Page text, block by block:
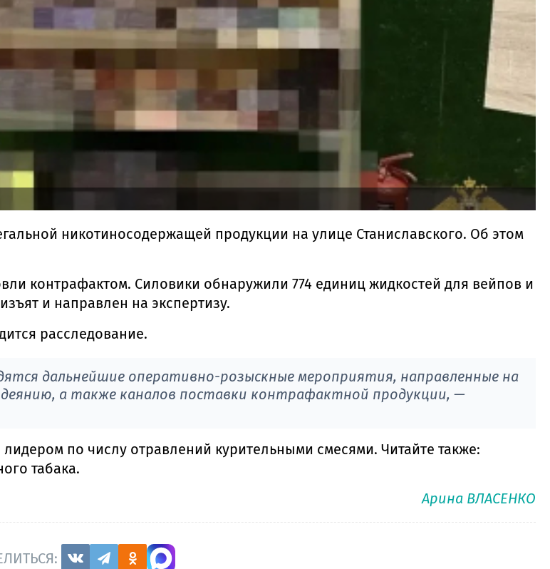
никотиносодержащей продукции на улице Станиславского. Об этом
контрафактом. Силовики обнаружили 774 единиц жидкостей для вейпов и
и направлен на экспертизу.
расследование.
дальнейшие оперативно-розыскные мероприятия, направленные на
а также каналов поставки контрафактной продукции, —
лидером по числу отравлений курительными смесями. Читайте также:
табака.
Арина ВЛАСЕНКО